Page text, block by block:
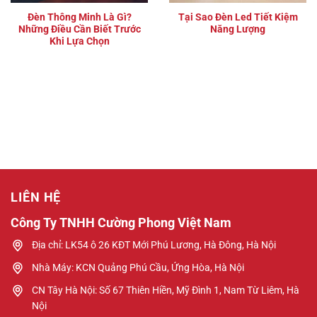
Đèn Thông Minh Là Gì?
Những Điều Cần Biết Trước
Khi Lựa Chọn
Tại Sao Đèn Led Tiết Kiệm
Năng Lượng
LIÊN HỆ
Công Ty TNHH Cường Phong Việt Nam
Địa chỉ: LK54 ô 26 KĐT Mới Phú Lương, Hà Đông, Hà Nội
Nhà Máy: KCN Quảng Phú Cầu, Ứng Hòa, Hà Nội
CN Tây Hà Nội: Số 67 Thiên Hiền, Mỹ Đình 1, Nam Từ Liêm, Hà
Nội